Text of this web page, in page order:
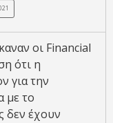
οι Financial
ότι η
για την
με το
δεν έχουν